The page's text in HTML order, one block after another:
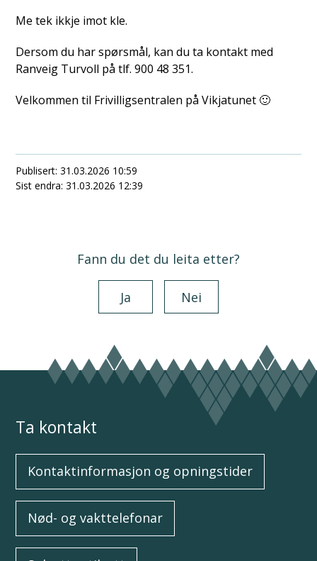
Me tek ikkje imot kle.
Dersom du har spørsmål, kan du ta kontakt med
Ranveig Turvoll på tlf. 900 48 351.
Velkommen til Frivilligsentralen på Vikjatunet 🙂
Publisert 31.03.2026 10:59
Sist endra 31.03.2026 12:39
Fann du det du leita etter?
Ja Nei
Ta kontakt
Kontaktinformasjon og opningstider
Nød- og vakttelefonar